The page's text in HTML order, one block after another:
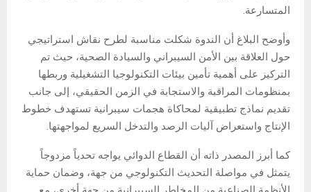
المتسارعة.
وأوضح البلاغ أن الندوة شكلت مناسبة لطرح نقاش استراتيجي
حول العلاقة بين الأمن السيبراني والسيادة الصحية، حيث تم
التركيز على أهمية تأمين بيئات التكنولوجيا التشغيلية وربطها
بمنظومات المراقبة والاستجابة في الزمن الحقيقي، إلى جانب
تقديم نماذج تطبيقية لمحاكاة هجمات سيبرانية تستهدف خطوط
الإنتاج واستعراض آليات الرصد والتدخل السريع لمواجهتها.
كما أبرز المصدر ذاته أن القطاع الدوائي يواجه تحدياً مزدوجاً
يتمثل في مواصلة التحديث التكنولوجي من جهة، وضمان حماية